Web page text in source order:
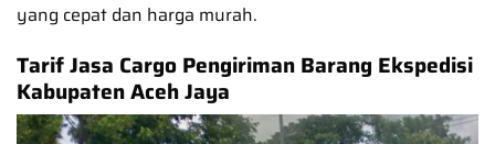
yang cepat dan harga murah.
Tarif Jasa Cargo Pengiriman Barang Ekspedisi
Kabupaten Aceh Jaya